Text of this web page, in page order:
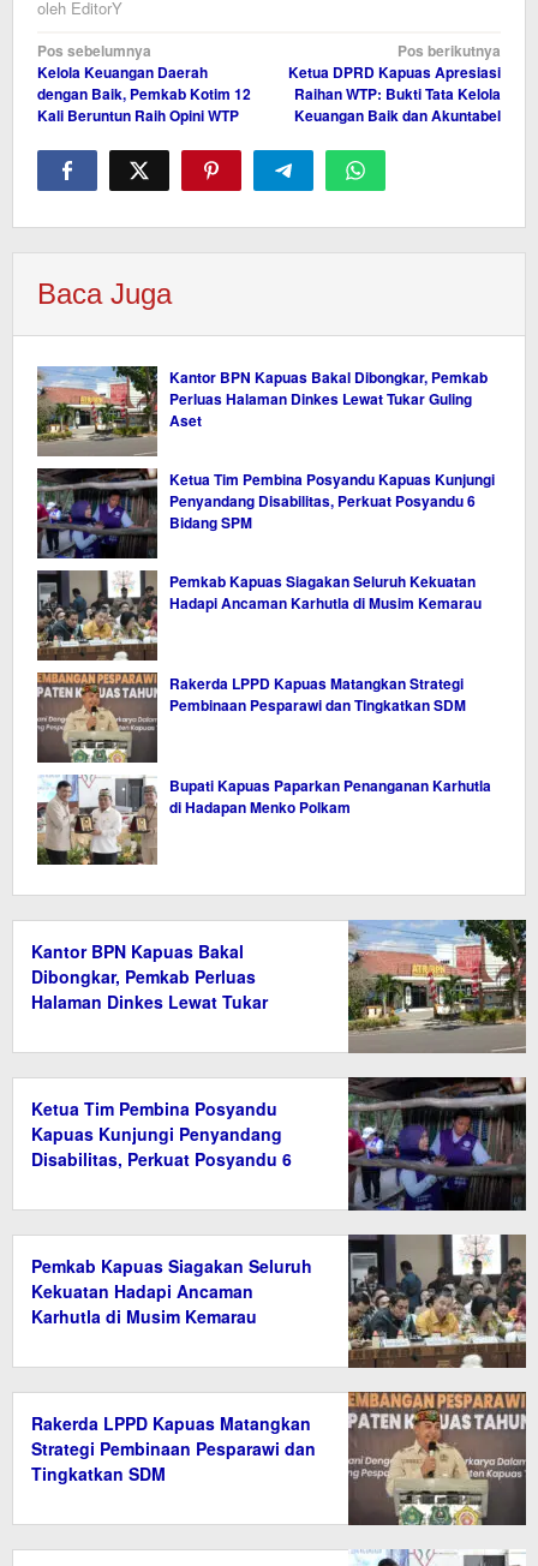
oleh EditorY
Navigasi
pos
Pos sebelumnya
Kelola Keuangan Daerah
dengan Baik, Pemkab Kotim 12
Kali Beruntun Raih Opini WTP
Pos berikutnya
Ketua DPRD Kapuas Apresiasi
Raihan WTP: Bukti Tata Kelola
Keuangan Baik dan Akuntabel
Baca Juga
Kantor BPN Kapuas Bakal Dibongkar, Pemkab
Perluas Halaman Dinkes Lewat Tukar Guling
Aset
Ketua Tim Pembina Posyandu Kapuas Kunjungi
Penyandang Disabilitas, Perkuat Posyandu 6
Bidang SPM
Pemkab Kapuas Siagakan Seluruh Kekuatan
Hadapi Ancaman Karhutla di Musim Kemarau
Rakerda LPPD Kapuas Matangkan Strategi
Pembinaan Pesparawi dan Tingkatkan SDM
Bupati Kapuas Paparkan Penanganan Karhutla
di Hadapan Menko Polkam
Kantor BPN Kapuas Bakal
Dibongkar, Pemkab Perluas
Halaman Dinkes Lewat Tukar
Ketua Tim Pembina Posyandu
Kapuas Kunjungi Penyandang
Disabilitas, Perkuat Posyandu 6
Pemkab Kapuas Siagakan Seluruh
Kekuatan Hadapi Ancaman
Karhutla di Musim Kemarau
Rakerda LPPD Kapuas Matangkan
Strategi Pembinaan Pesparawi dan
Tingkatkan SDM